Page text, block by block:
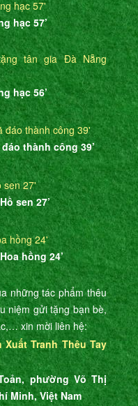
hạc 57’
hạc 56’
thành công 39’
sen 27’
hồng 24’
những tác phẩm thêu
niệm gửi tặng bạn bè,
xin mời liên hệ:
Tranh Thêu Tay
phường Võ Thị
Minh, Việt Nam